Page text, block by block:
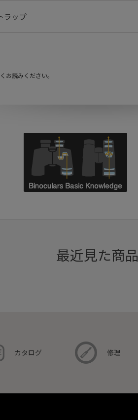
ラップ
お読みください。
最近見た商品
カタログ 修理